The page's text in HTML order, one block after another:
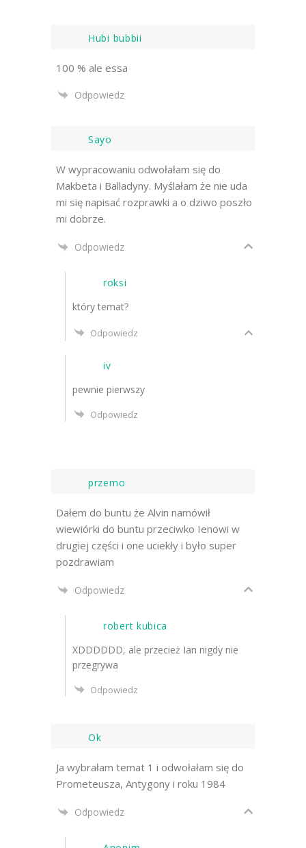
Hubi bubbii
100 % ale essa
Odpowiedz
Sayo
W wypracowaniu odwołałam się do
Makbeta i Balladyny. Myślałam że nie uda
mi się napisać rozprawki a o dziwo poszło
mi dobrze.
Odpowiedz
roksi
który temat?
Odpowiedz
iv
pewnie pierwszy
Odpowiedz
przemo
Dałem do buntu że Alvin namówił
wiewiórki do buntu przeciwko Ienowi w
drugiej części i one uciekły i było super
pozdrawiam
Odpowiedz
robert kubica
XDDDDDD, ale przecież Ian nigdy nie
przegrywa
Odpowiedz
Ok
Ja wybrałam temat 1 i odwołałam się do
Prometeusza, Antygony i roku 1984
Odpowiedz